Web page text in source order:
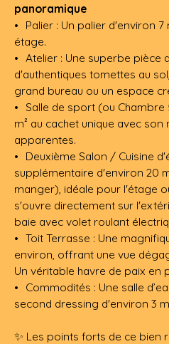
panoramique
Palier : Un palier d'environ
étage.
Atelier : Une superbe pièce
d'authentiques tomettes au
grand bureau ou un espace
Salle de sport (ou Chambre
m² au cachet unique avec
apparentes.
Deuxième Salon / Cuisine
supplémentaire d'environ 20
manger), idéale pour l'étage
s'ouvre directement sur
baie avec volet roulant
Toit Terrasse : Une
environ, offrant une vue
Un véritable havre de paix en
Commodités : Une salle
second dressing d'environ 3
✨ Les points forts de ce bien